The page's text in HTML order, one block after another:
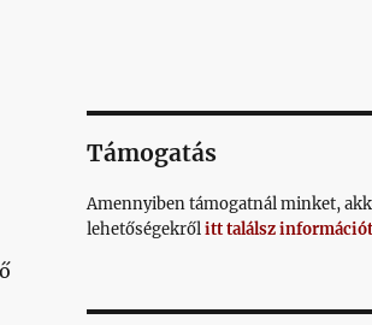
Támogatás
Amennyiben támogatnál minket,
lehetőségekrőlitt találsz információt